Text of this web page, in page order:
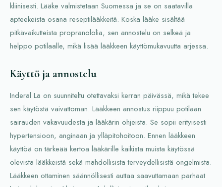
kliinisesti. Lääke valmistetaan Suomessa ja se on saatavilla
apteekeista osana reseptilääkkeitä. Koska lääke sisältää
pitkävaikutteista propranololia, sen annostelu on selkeä ja
helppo potilaalle, mikä lisää lääkkeen käyttömukavuutta arjessa.
Käyttö ja annostelu
Inderal La on suunniteltu otettavaksi kerran päivässä, mikä tekee
sen käytöstä vaivattoman. Lääkkeen annostus riippuu potilaan
sairauden vakavuudesta ja lääkärin ohjeista. Se sopii erityisesti
hypertensioon, anginaan ja ylläpitohoitoon. Ennen lääkkeen
käyttöä on tärkeää kertoa lääkärille kaikista muista käytössä
olevista lääkkeistä sekä mahdollisista terveydellisistä ongelmista.
Lääkkeen ottaminen säännöllisesti auttaa saavuttamaan parhaat